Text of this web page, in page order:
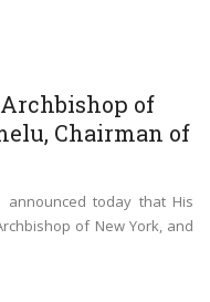
Femmes pour un
au soutien du
de certaines
of
Chairman of
announced today that His
of New York, and